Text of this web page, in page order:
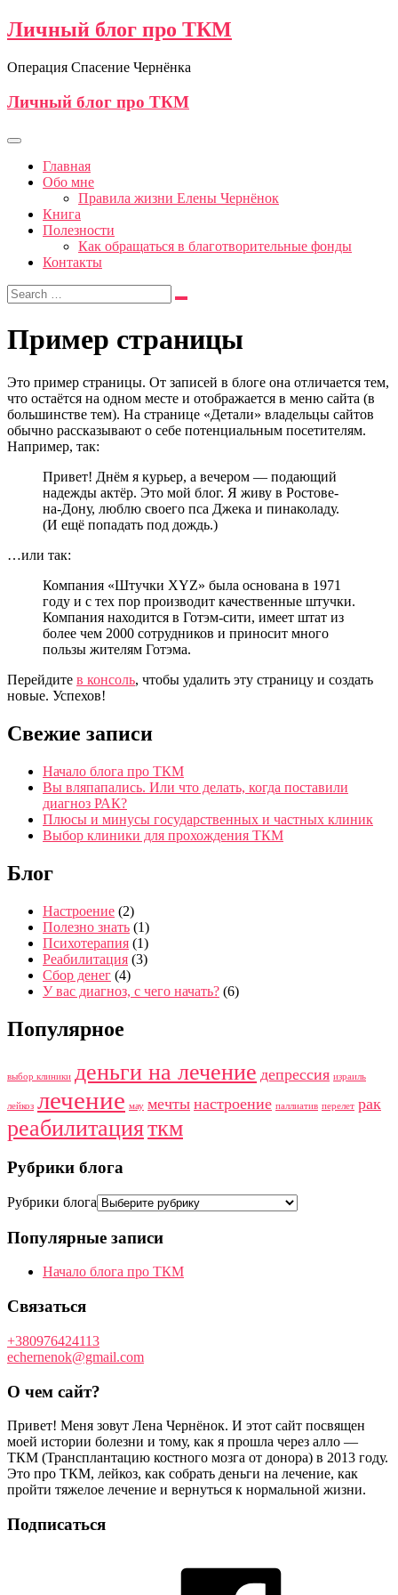
Личный блог про ТКМ
Операция Спасение Чернёнка
Личный блог про ТКМ
Главная
Обо мне
Правила жизни Елены Чернёнок
Книга
Полезности
Как обращаться в благотворительные фонды
Контакты
Пример страницы
Это пример страницы. От записей в блоге она отличается тем,
что остаётся на одном месте и отображается в меню сайта (в
большинстве тем). На странице «Детали» владельцы сайтов
обычно рассказывают о себе потенциальным посетителям.
Например, так:
Привет! Днём я курьер, а вечером — подающий
надежды актёр. Это мой блог. Я живу в Ростове-
на-Дону, люблю своего пса Джека и пинаколаду.
(И ещё попадать под дождь.)
…или так:
Компания «Штучки XYZ» была основана в 1971
году и с тех пор производит качественные штучки.
Компания находится в Готэм-сити, имеет штат из
более чем 2000 сотрудников и приносит много
пользы жителям Готэма.
Перейдите в консоль, чтобы удалить эту страницу и создать
новые. Успехов!
Свежие записи
Начало блога про ТКМ
Вы вляпапались. Или что делать, когда поставили
диагноз РАК?
Плюсы и минусы государственных и частных клиник
Выбор клиники для прохождения ТКМ
Блог
Настроение (2)
Полезно знать (1)
Психотерапия (1)
Реабилитация (3)
Сбор денег (4)
У вас диагноз, с чего начать? (6)
Популярное
выбор клиники деньги на лечение депрессия израиль
лейкоз лечение мау мечты настроение паллиатив перелет рак
реабилитацияткм
Рубрики блога
Рубрики блога
Популярные записи
Начало блога про ТКМ
Связаться
+380976424113
echernenok@gmail.com
О чем сайт?
Привет! Меня зовут Лена Чернёнок. И этот сайт посвящен
моей истории болезни и тому, как я прошла через алло —
ТКМ (Трансплантацию костного мозга от донора) в 2013 году.
Это про ТКМ, лейкоз, как собрать деньги на лечение, как
пройти тяжелое лечение и вернуться к нормальной жизни.
Подписаться